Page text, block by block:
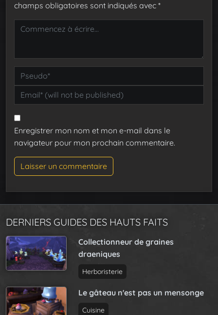
champs obligatoires sont indiqués avec *
Enregistrer mon nom et mon e-mail dans le
navigateur pour mon prochain commentaire.
DERNIERS GUIDES DES HAUTS FAITS
Collectionneur de graines
draeniques
Herboristerie
Le gâteau n'est pas un mensonge
Cuisine